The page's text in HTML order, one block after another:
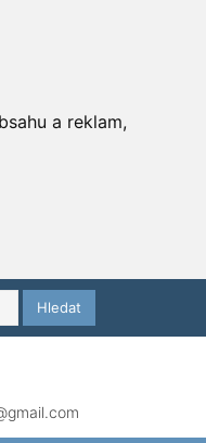
a reklam,
Hledat